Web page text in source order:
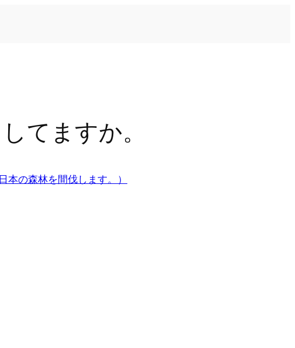
てますか。
の森林を間伐します。）